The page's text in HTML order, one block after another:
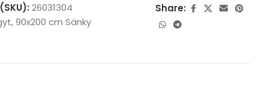
26031304
,90x200 cm Sänky
Share: